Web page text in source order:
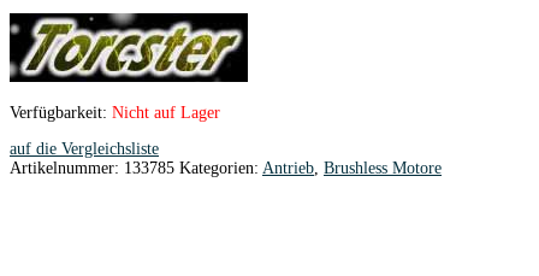
Verfügbarkeit: Nicht auf Lager
auf die Vergleichsliste
Artikelnummer: 133785 Kategorien: Antrieb Brushless Motore